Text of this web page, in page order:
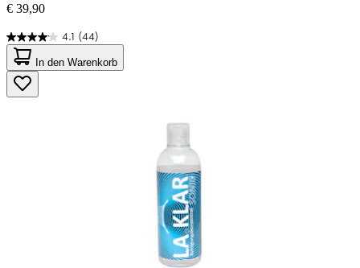
€ 39,90
4.1 (44)
4.1
von
5
Sternen.
44
In den Warenkorb